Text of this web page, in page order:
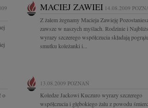
MACIEJ ZAWIEI 14.08.2009
Z żalem żegnamy Macieja Zawieję
zawsze w naszych myślach. Rodzinie i
wyrazy szczerego współczucia składają
smutku koleżanki i...
o
13.08.2009 POZNAŃ
Koledze Jackowi Kuczuro wyrazy szczerego
współczucia i głębokiego żalu z powodu